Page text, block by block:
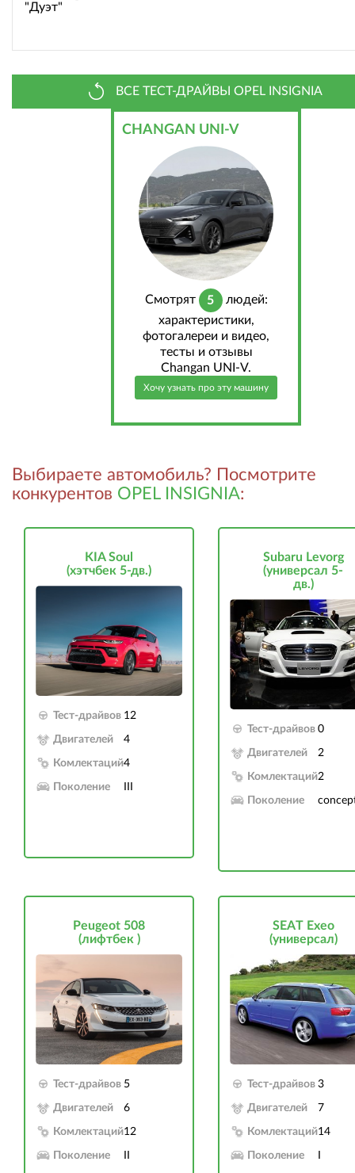
"Дуэт"
ВСЕ ТЕСТ-ДРАЙВЫ OPEL INSIGNIA
CHANGAN UNI-V
Cмотрят 5
людей:
характеристики,
фотогалереи и видео,
тесты и отзывы
Changan UNI-V.
Хочу узнать про эту машину
Выбираете автомобиль? Посмотрите
конкурентов OPEL INSIGNIA:
KIA Soul
(хэтчбек 5-дв.)
Тест-драйвов 12
Двигателей 4
Комлектаций4
Поколение
Subaru Levorg
(универсал 5-
дв.)
Тест-драйвов 0
Двигателей 2
Комлектаций2
Поколение
Peugeot 508
(лифтбек )
Тест-драйвов 5
Двигателей 6
Комлектаций12
Поколение
SEAT Exeo
(универсал)
Тест-драйвов 3
Двигателей 7
Комлектаций14
Поколение